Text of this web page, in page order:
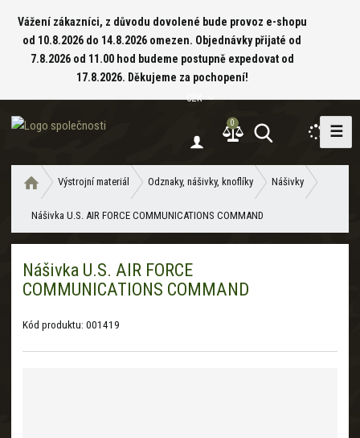
Vážení zákazníci, z důvodu dovolené bude provoz e-shopu
od 10.8.2026 do 14.8.2026 omezen. Objednávky přijaté od
7.8.2026 od 11.00 hod budeme postupně expedovat od
17.8.2026. Děkujeme za pochopení!
d
0
CZK
☰
v
o
d
í
s
r
Výstrojní materiál Odznaky, nášivky, knoflíky Nášivky
Nášivka U.S. AIR FORCE COMMUNICATIONS COMMAND
Nášivka U.S. AIR FORCE
COMMUNICATIONS COMMAND
Kód produktu:001419